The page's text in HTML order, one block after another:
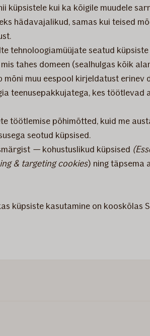
kui ka kõigile muudele
hädavajalikud, samas kui teised
tehnoloogiamüüjate seatud
tahes domeen (sealhulgas kõik
muu eespool kirjeldatust erinev
teenusepakkujatega, kes töötlevad
töötlemise põhimõtted, kuid me
seotud küpsised.
— kohustuslikud küpsised
& targeting cookies) ning täpsema
küpsiste kasutamine on kooskõlas